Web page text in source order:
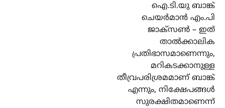
ഐ.ടി.യു ബാങ്ക്
ചെയർമാൻ എം.പി
ജാക്സൺ – ഇത്
താൽക്കാലിക
പ്രതിഭാസമാണെന്നും,
മറികടക്കാനുള്ള
തീവ്രപരിശ്രമമാണ് ബാങ്ക്
എന്നും, നിക്ഷേപങ്ങൾ
സുരക്ഷിതമാണെന്ന്